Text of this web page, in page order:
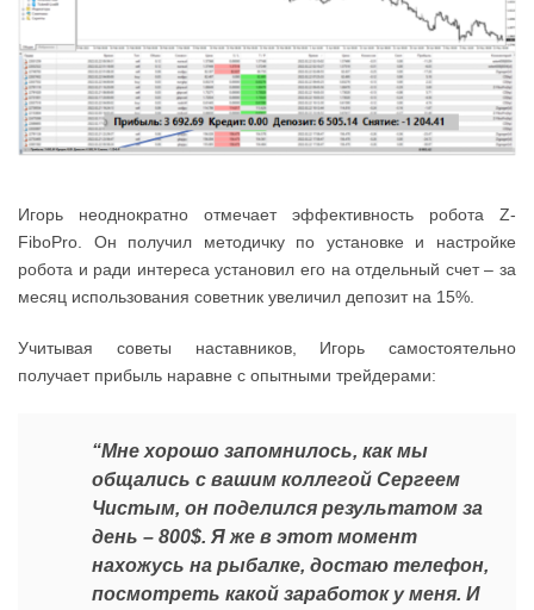
Игорь неоднократно отмечает эффективность робота Z-
FiboPro. Он получил методичку по установке и настройке
робота и ради интереса установил его на отдельный счет – за
месяц использования советник увеличил депозит на 15%.
Учитывая советы наставников, Игорь самостоятельно
получает прибыль наравне с опытными трейдерами:
“Мне хорошо запомнилось, как мы
общались с вашим коллегой Сергеем
Чистым, он поделился результатом за
день – 800$. Я же в этот момент
нахожусь на рыбалке, достаю телефон,
посмотреть какой заработок у меня. И